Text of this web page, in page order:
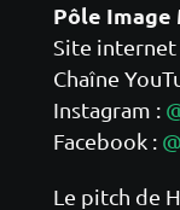
Pôle Image
Site internet
Chaîne
Instagram :
Facebook :
Le pitch de